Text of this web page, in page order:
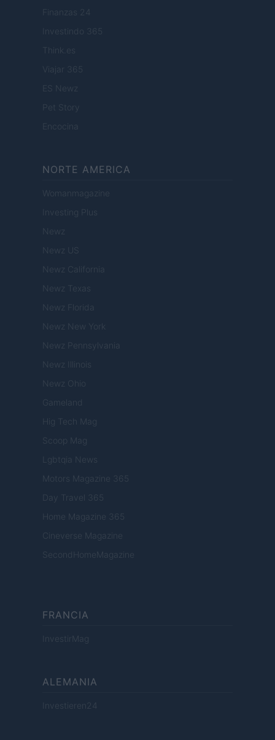
Finanzas 24
Investindo 365
Think.es
Viajar 365
ES Newz
Pet Story
Encocina
NORTE AMERICA
Womanmagazine
Investing Plus
Newz
Newz US
Newz California
Newz Texas
Newz Florida
Newz New York
Newz Pennsylvania
Newz Illinois
Newz Ohio
Gameland
Hig Tech Mag
Scoop Mag
Lgbtqia News
Motors Magazine 365
Day Travel 365
Home Magazine 365
Cineverse Magazine
SecondHomeMagazine
FRANCIA
InvestirMag
ALEMANIA
Investieren24